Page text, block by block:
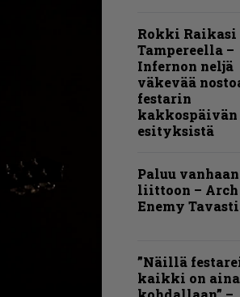
Rokki Raikasi
Tampereella –
Infernon neljä
väkevää
festarin
kakkospäivän
esityksistä
Paluu vanhaan
liittoon – Arch
Enemy
”Näillä
kaikki on aina